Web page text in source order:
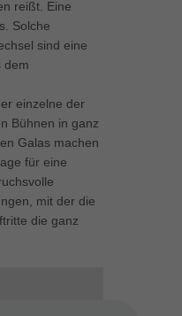
reißt. Eine
Solche
sind eine
dem
einzelne der
Bühnen in ganz
Galas machen
für eine
mit der die
die ganz
geben oder sich
und so nur bestimmte
Funktionen und sind für
anzeigen
oder Publishern verwendet,